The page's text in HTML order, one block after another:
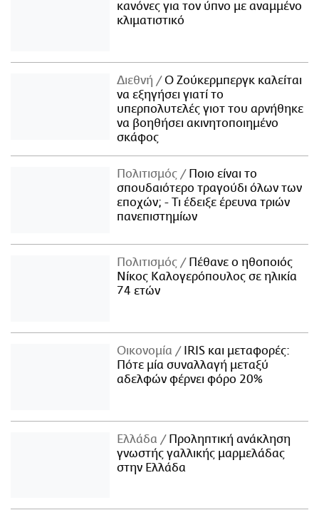
κανόνες για τον ύπνο με αναμμένο
κλιματιστικό
Διεθνή
Ο Ζούκερμπεργκ καλείται
να εξηγήσει γιατί το
υπερπολυτελές γιοτ του αρνήθηκε
να βοηθήσει ακινητοποιημένο
σκάφος
Πολιτισμός
Ποιο είναι το
σπουδαιότερο τραγούδι όλων των
εποχών; - Τι έδειξε έρευνα τριών
πανεπιστημίων
Πολιτισμός
Πέθανε ο ηθοποιός
Νίκος Καλογερόπουλος σε ηλικία
74 ετών
Οικονομία
IRIS και μεταφορές:
Πότε μία συναλλαγή μεταξύ
αδελφών φέρνει φόρο 20%
Ελλάδα
Προληπτική ανάκληση
γνωστής γαλλικής μαρμελάδας
στην Ελλάδα